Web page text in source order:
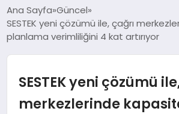
ANA SAYFA
GÜNDEM
İZMIR HABERLERI
Ana Sayfa Güncel
SESTEK yeni çözümü ile, çağrı
planlama verimliliğini 4 kat artırıyor
SESTEK yeni çözümü
merkezlerinde